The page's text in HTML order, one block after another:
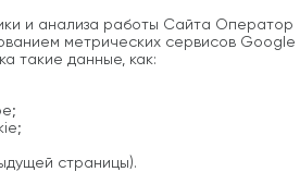
и анализа работы Сайта Оператор
метрических сервисов Google
такие данные, как:
страницы).